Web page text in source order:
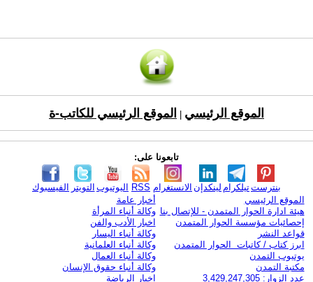
الموقع الرئيسي الموقع الرئيسي للكاتب-ة
تابعونا على:
الفيسبوك التويتر اليوتيوب RSS الانستغرام لينكدإن تيلكرامبنترست
الموقع الرئيسي
هيئة ادارة الحوار المتمدن - للإتصال بنا
إحصائيات مؤسسة الحوار المتمدن
قواعد النشر
ابرز كتاب / كاتبات الحوار المتمدن
يوتيوب التمدن
مكتبة التمدن
عدد الزوار: 3,429,247,305
أخبار عامة
وكالة أنباء المرأة
اخبار الأدب والفن
وكالة أنباء اليسار
وكالة أنباء العلمانية
وكالة أنباء العمال
وكالة أنباء حقوق الإنسان
اخبار الرياضة